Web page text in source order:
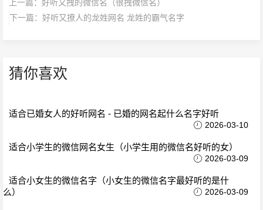
上一篇： 好听又拽的微信名（很拽微信名）
下一篇： 好听又撩人的龙姓网名 龙姓的霸气名字
猜你喜欢
适合已婚女人的好听网名 - 已婚的网名起什么名字好听
2026-03-10
适合小学生的微信网名女生（小学生用的微信名好听的女）
2026-03-09
适合小女生的微信名字（小女生的微信名字最好听的是什
么）
2026-03-09